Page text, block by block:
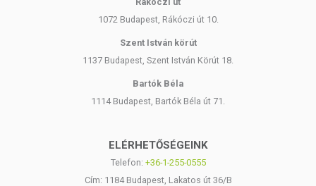
ashwagandha porban: C-vitamin, kalcium, vas
Cukor-, szója-, glutén- és laktózmentes összetevőkből készült
Nem tartalmaz adalékanyagot, aromát, egyéb mesterséges
Tiszta, egyszerű formulák komplex problémákra - magas
hatóanyag tartalommal
amelyből telített zsírsavak: 0,1 g
1072 Budapest, Rákóczi út 10.
Szent István körút
1137 Budapest, Szent István Körút 18.
Bartók Béla
1114 Budapest, Bartók Béla út 71.
ELÉRHETŐSÉGEINK
Telefon: +36-1-255-0555
Cím: 1184 Budapest, Lakatos út 36/B